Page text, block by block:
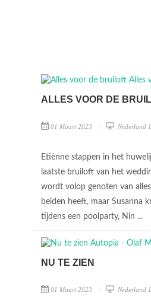
ALLES VOOR DE
01 Maart 2023 Nederland 1
Etiènne stappen in het
laatste bruiloft van het
wordt volop genoten van
beiden heeft, maar Susanna
tijdens een poolparty, Nin ...
NU TE ZIEN
01 Maart 2023 Nederland 1